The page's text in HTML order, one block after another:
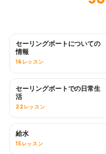
セーリングボートについての
情報
16レッスン
セーリングボートでの日常生
活
22レッスン
給水
15レッスン